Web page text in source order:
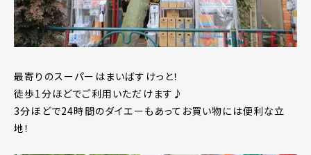
最寄りのスーパーはまいばすけっと！
徒歩1分ほどでご利用いただけます♪
3分ほどで24時間のダイエーもあってお買い物には便利な立
地！